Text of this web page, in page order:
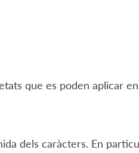
que es poden aplicar
dels caràcters. En